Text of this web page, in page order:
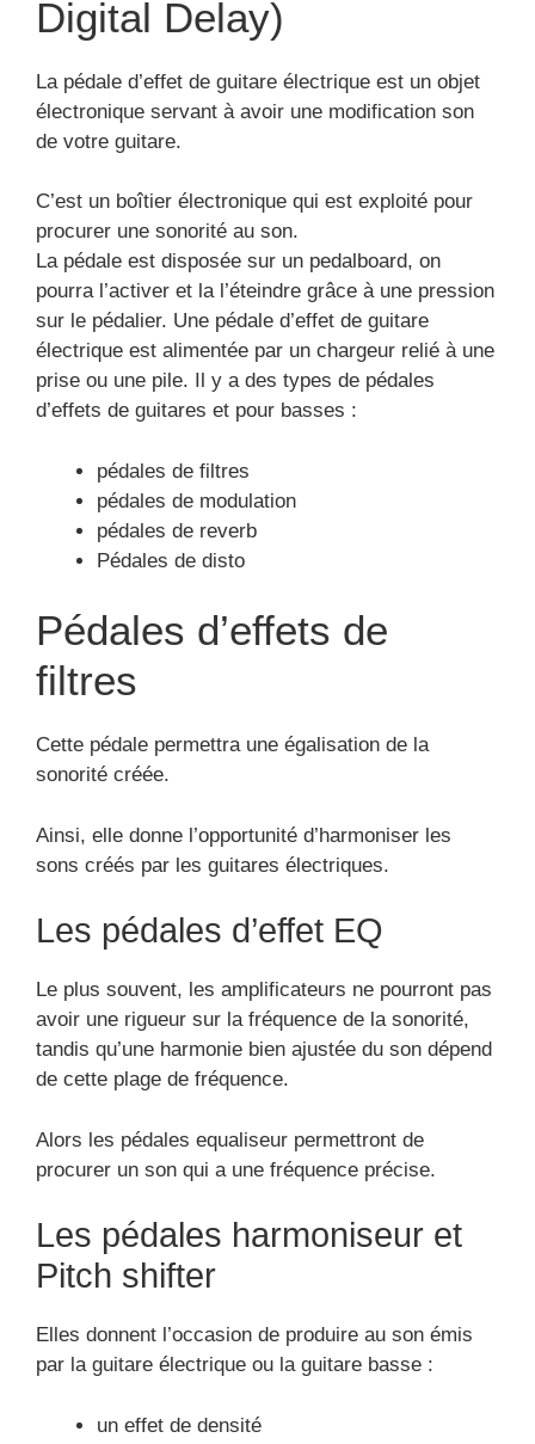
pédales de modulation
pédales de reverb
Pédales de disto
Pédales d’effets de
filtres
Cette pédale permettra une égalisation de la
sonorité créée.
Ainsi, elle donne l’opportunité d’harmoniser les
Les pédales d’effet EQ
tandis qu’une harmonie bien ajustée du son dépend
de cette plage de fréquence.
procurer un son qui a une fréquence précise.
Les pédales harmoniseur et
Pitch shifter
Elles donnent l’occasion de produire au son émis
par la guitare électrique ou la guitare basse :
un effet de densité
un effet brillant
un effet d’amplitude
Elles ont la possibilité cloner le signal sans pour
autant recourir à la modulation.
Les pédales d’effet Wahwah
Elle est aussi célèbre sous un autre nom :
balayage des plages de fréquences. Elle engendre
un effet de guitare énergique et rythmé et elle va
des humains.